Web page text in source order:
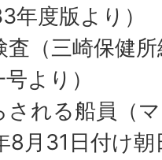
年度版より）
査（三崎保健
より）
される船員（
8月31日付け